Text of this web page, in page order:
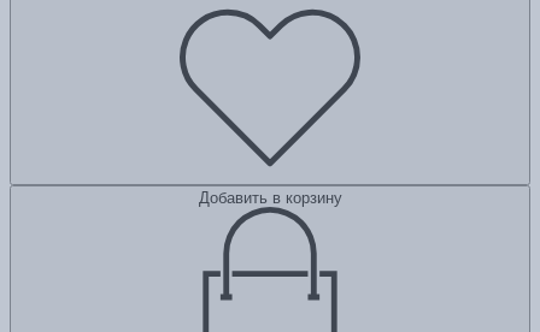
Добавить в корзину